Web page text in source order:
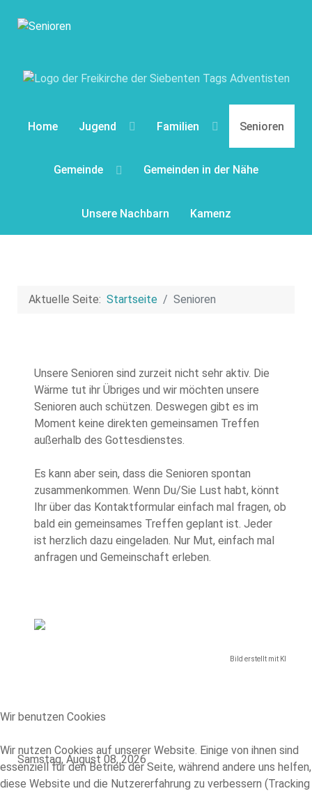
Home Jugend Familien Senioren
Gemeinde Gemeinden in der Nähe
Unsere Nachbarn Kamenz
Aktuelle Seite: Startseite Senioren
Unsere Senioren sind zurzeit nicht sehr aktiv. Die
Wärme tut ihr Übriges und wir möchten unsere
Senioren auch schützen. Deswegen gibt es im
Moment keine direkten gemeinsamen Treffen
außerhalb des Gottesdienstes.
Es kann aber sein, dass die Senioren spontan
zusammenkommen. Wenn Du/Sie Lust habt, könnt
Ihr über das Kontaktformular einfach mal fragen, ob
bald ein gemeinsames Treffen geplant ist. Jeder
ist herzlich dazu eingeladen. Nur Mut, einfach mal
anfragen und Gemeinschaft erleben.
Bild erstellt mit KI
Samstag, August 08, 2026
Wir benutzen Cookies
Wir nutzen Cookies auf unserer Website. Einige von ihnen sind
essenziell für den Betrieb der Seite, während andere uns helfen,
diese Website und die Nutzererfahrung zu verbessern (Tracking